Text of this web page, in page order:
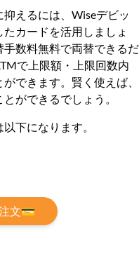
えるには、Wiseデビッ
カードを活用しましょ
数料無料で両替できるだ
で上限額・上限回数内
できます。賢く使えば、
ができるでしょう。
下になります。
文💳